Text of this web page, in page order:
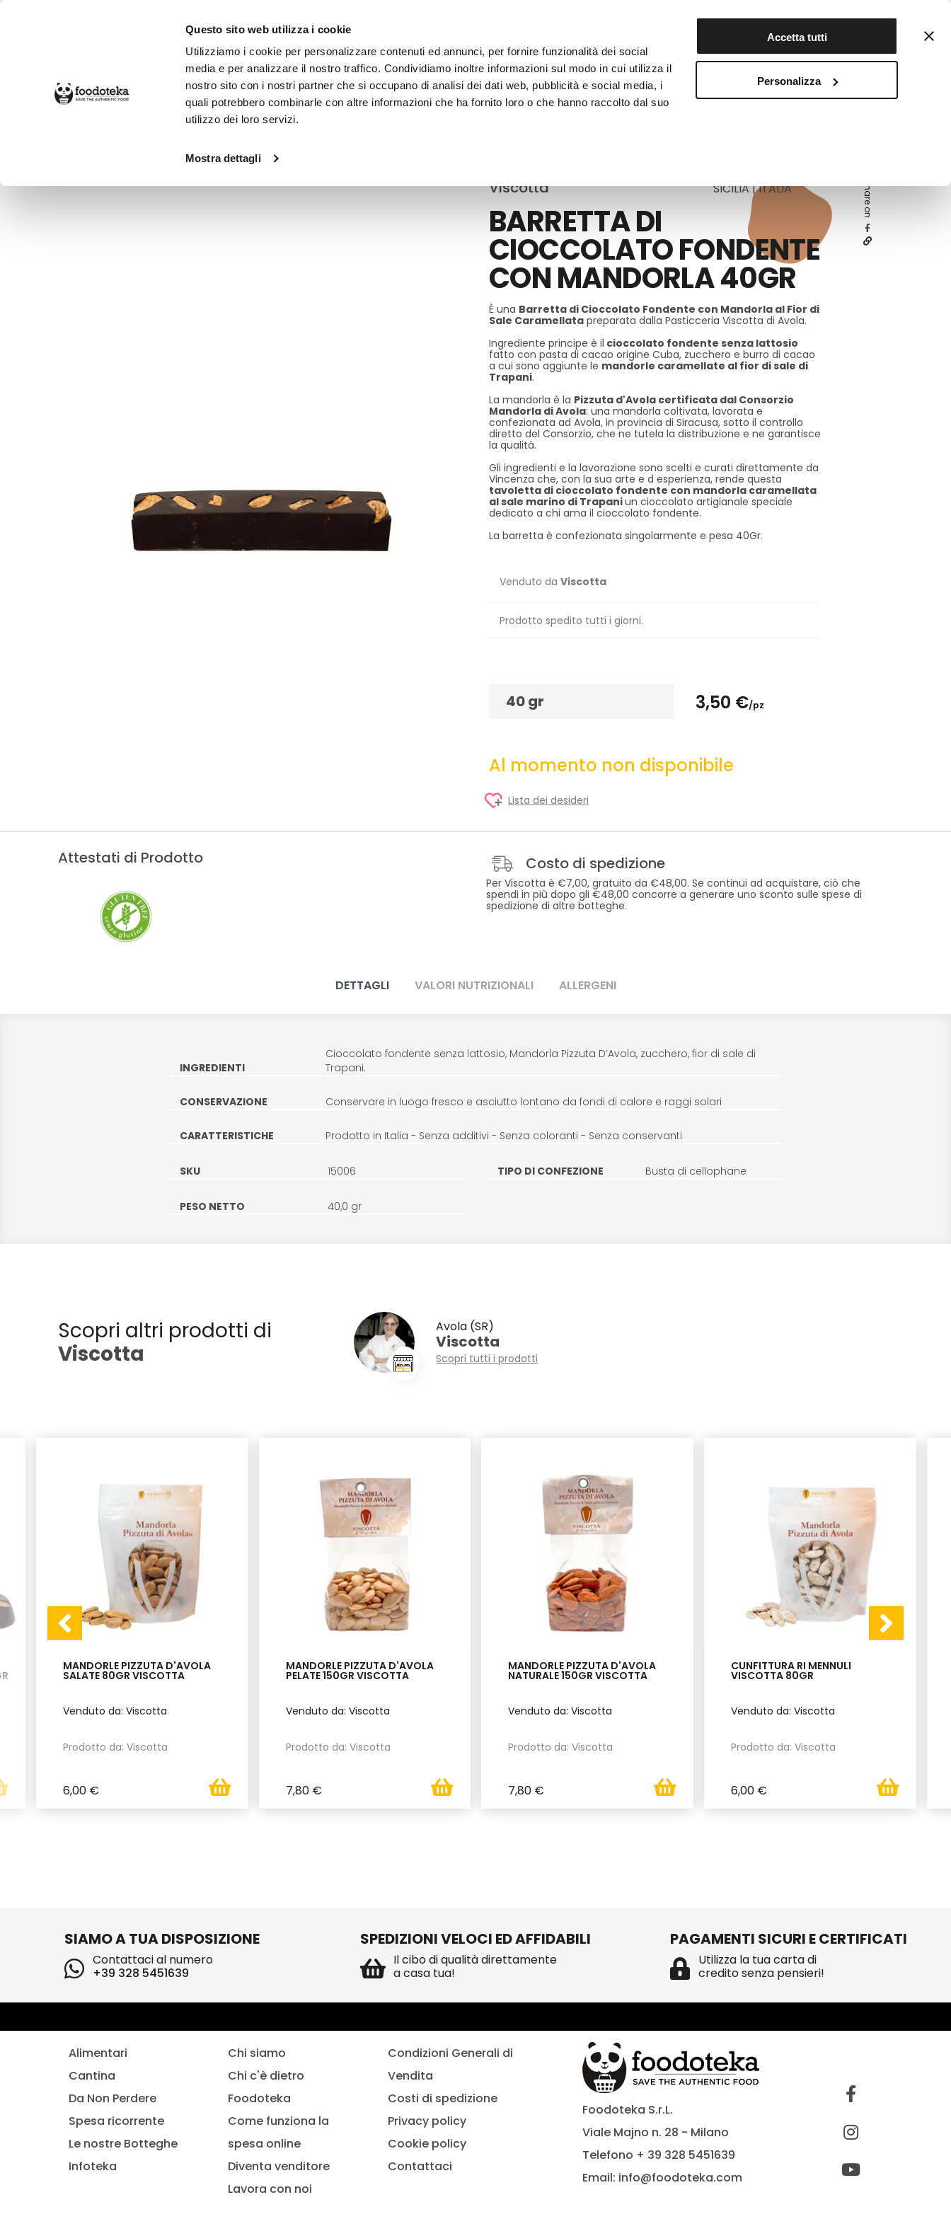
Questo sito web utilizza i cookie
Utilizziamo i cookie per personalizzare contenuti ed annunci, per fornire funzionalità dei social
media e per analizzare il nostro traffico. Condividiamo inoltre informazioni sul modo in cui utilizza il
nostro sito con i nostri partner che si occupano di analisi dei dati web, pubblicità e social media, i
quali potrebbero combinarle con altre informazioni che ha fornito loro o che hanno raccolto dal suo
utilizzo dei loro servizi.
Mostra dettagli
Accetta tutti
Personalizza
Registrati
SPESA ONLINE DA NON PERDERE LE BOTTEGHE INFOTEKA CIBO AUTENTICO
Viscotta SICILIA | ITALIA
BARRETTA DI
CIOCCOLATO FONDENTE
CON MANDORLA 40GR
È una Barretta di Cioccolato Fondente con Mandorla al Fior di
Sale Caramellata preparata dalla Pasticceria Viscotta di Avola.
Ingrediente principe è il cioccolato fondente senza lattosio
fatto con pasta di cacao origine Cuba, zucchero e burro di cacao
a cui sono aggiunte le mandorle caramellate al fior di sale di
Trapani.
La mandorla è la Pizzuta d'Avola certificata dal Consorzio
Mandorla di Avola: una mandorla coltivata, lavorata e
confezionata ad Avola, in provincia di Siracusa, sotto il controllo
diretto del Consorzio, che ne tutela la distribuzione e ne garantisce
la qualità.
Gli ingredienti e la lavorazione sono scelti e curati direttamente da
Vincenza che, con la sua arte e d esperienza, rende questa
tavoletta di cioccolato fondente con mandorla caramellata
al sale marino di Trapaniun cioccolato artigianale speciale
dedicato a chi ama il cioccolato fondente.
La barretta è confezionata singolarmente e pesa 40Gr.
Venduto da Viscotta
Prodotto spedito tutti i giorni.
40 gr 3,50 €/pz
Al momento non disponibile
Lista dei desideri
Share on
Attestati di Prodotto Costo di spedizione
Per Viscotta è €7,00, gratuito da €48,00. Se continui ad acquistare, ciò che
spendi in più dopo gli €48,00 concorre a generare uno sconto sulle spese di
spedizione di altre botteghe.
DETTAGLI VALORI NUTRIZIONALI ALLERGENI
INGREDIENTI
Cioccolato fondente senza lattosio, Mandorla Pizzuta D’Avola, zucchero, fior di sale di
Trapani.
CONSERVAZIONE Conservare in luogo fresco e asciutto lontano da fondi di calore e raggi solari
CARATTERISTICHE Prodotto in Italia - Senza additivi - Senza coloranti - Senza conservanti
SKU 15006 TIPO DI CONFEZIONE Busta di cellophane
PESO NETTO 40,0 gr
Scopri altri prodotti di
Viscotta
Avola (SR)
Viscotta
Scopri tutti i prodotti
MANDORLE PIZZUTA D'AVOLA
SALATE 80GR VISCOTTA
Venduto da: Viscotta
Prodotto da: Viscotta
6,00 €
MANDORLE PIZZUTA D'AVOLA
PELATE 150GR VISCOTTA
Venduto da: Viscotta
Prodotto da: Viscotta
7,80 €
MANDORLE PIZZUTA D'AVOLA
NATURALE 150GR VISCOTTA
Venduto da: Viscotta
Prodotto da: Viscotta
7,80 €
CUNFITTURA RI MENNULI
VISCOTTA 80GR
Venduto da: Viscotta
Prodotto da: Viscotta
6,00 €
SIAMO A TUA DISPOSIZIONE
Contattaci al numero
+39 328 5451639
SPEDIZIONI VELOCI ED AFFIDABILI
Il cibo di qualità direttamente
a casa tua!
PAGAMENTI SICURI E CERTIFICATI
Utilizza la tua carta di
credito senza pensieri!
Alimentari
Cantina
Da Non Perdere
Spesa ricorrente
Le nostre Botteghe
Infoteka
Chi siamo
Chi c'è dietro
Foodoteka
Come funziona la
spesa online
Diventa venditore
Lavora con noi
Condizioni Generali di
Vendita
Costi di spedizione
Privacy policy
Cookie policy
Contattaci
Foodoteka S.r.L.
Viale Majno n. 28 - Milano
Telefono + 39 328 5451639
Email: info@foodoteka.com